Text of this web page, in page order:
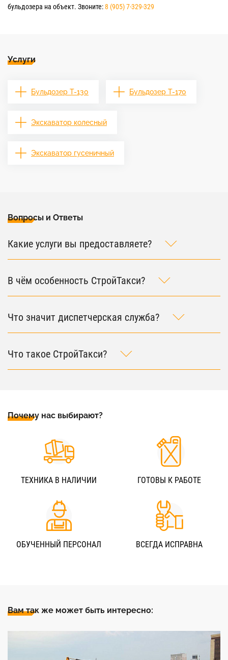
бульдозера на объект. Звоните:8 (905) 7-329-329
Услуги
Бульдозер Т-130 Бульдозер Т-170
Экскаватор колесный
Экскаватор гусеничный
Вопросы и Ответы
Какие услуги вы предоставляете?
В чём особенность СтройТакси?
Что значит диспетчерская служба?
Что такое СтройТакси?
Почему нас выбирают?
ТЕХНИКА В НАЛИЧИИ ГОТОВЫ К РАБОТЕ
ОБУЧЕННЫЙ ПЕРСОНАЛ ВСЕГДА ИСПРАВНА
Вам так же может быть интересно: